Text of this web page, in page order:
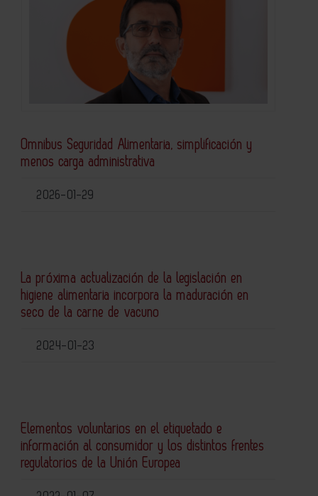
Omnibus Seguridad Alimentaria, simplificación y
menos carga administrativa
2026-01-29
La próxima actualización de la legislación en
higiene alimentaria incorpora la maduración en
seco de la carne de vacuno
2024-01-23
Elementos voluntarios en el etiquetado e
información al consumidor y los distintos frentes
regulatorios de la Unión Europea